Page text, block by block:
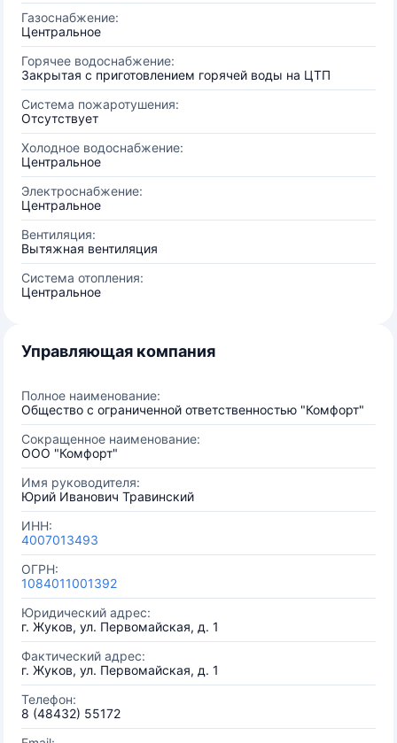
Газоснабжение:
Центральное
Горячее водоснабжение:
Закрытая с приготовлением горячей воды на ЦТП
Система пожаротушения:
Отсутствует
Холодное водоснабжение:
Центральное
Электроснабжение:
Центральное
Вентиляция:
Вытяжная вентиляция
Система отопления:
Центральное
Управляющая компания
Полное наименование:
Общество с ограниченной ответственностью "Комфорт"
Сокращенное наименование:
ООО "Комфорт"
Имя руководителя:
Юрий Иванович Травинский
ИНН:
4007013493
ОГРН:
1084011001392
Юридический адрес:
г. Жуков, ул. Первомайская, д. 1
Фактический адрес:
г. Жуков, ул. Первомайская, д. 1
Телефон:
8 (48432) 55172